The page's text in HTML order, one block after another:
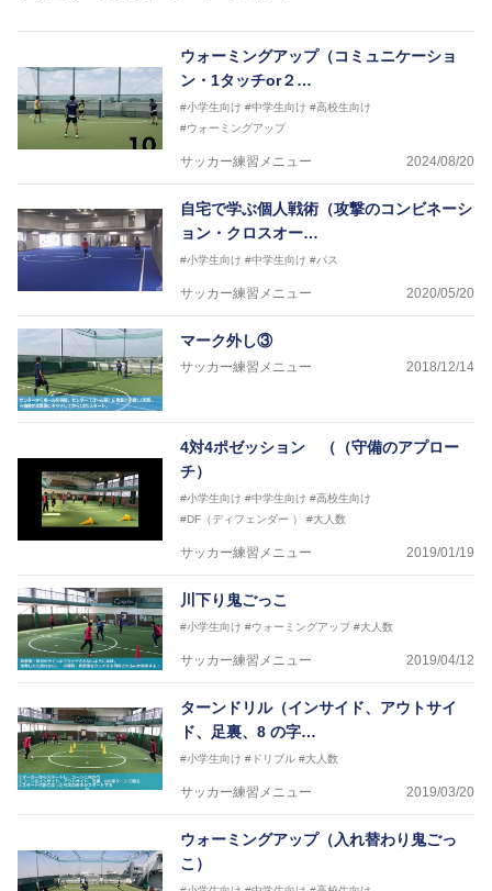
【指導歴】
FリーグU23選抜監督、ミャンマー女子フットサル代
表監督
日本サッカー協会フットサルインストラクター、AFC
（アジアサッカー連盟）フットサルインストラクター
【資格】
JFA公認A級コーチジェネラルライセンス・JFA公認フ
横山 哲久
【指導歴】
ASV ペスカドーラ町田 監督、FC VIGORE 監督
【資格】
協会公認フットサルB級ライセンス
※全コーチボンフィンサッカースクール所属
ウォーミングアップ（コミュニケーショ
ン・1タッチor２…
#小学生向け #中学生向け #高校生向け
#ウォーミングアップ
サッカー練習メニュー 2024/08/20
自宅で学ぶ個人戦術（攻撃のコンビネーシ
ョン・クロスオー…
#小学生向け #中学生向け #パス
サッカー練習メニュー 2020/05/20
マーク外し③
サッカー練習メニュー 2018/12/14
4対4ポゼッション （（守備のアプロー
チ）
#小学生向け #中学生向け #高校生向け
#DF（ディフェンダー ）
#大人数
サッカー練習メニュー 2019/01/19
川下り鬼ごっこ
#小学生向け #ウォーミングアップ #大人数
サッカー練習メニュー 2019/04/12
ターンドリル（インサイド、アウトサイ
ド、足裏、8 の字…
#小学生向け #ドリブル #大人数
サッカー練習メニュー 2019/03/20
ウォーミングアップ（入れ替わり鬼ごっ
こ）